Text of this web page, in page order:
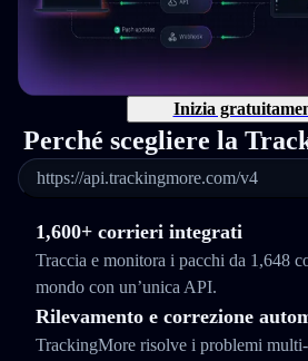
Inizia
Perché scegliere la
https://api.trackingmore.com/v4
1,600+ corrieri integrati
Traccia e monitora i pacchi da 1,648
mondo con un’unica API.
Rilevamento e correzione
TrackingMore risolve i problemi